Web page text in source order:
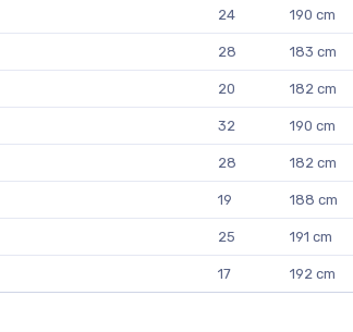
24 190 cm
28 183 cm
20 182 cm
32 190 cm
28 182 cm
19 188 cm
25 191 cm
17 192 cm